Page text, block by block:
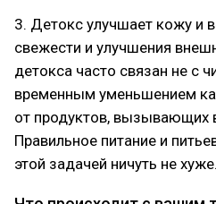
3. Детокс улучшает кожу и
свежести и улучшения
детокса часто связан не с
временным уменьшением
от продуктов, вызывающих
Правильное питание и
этой задачей ничуть не хуже.